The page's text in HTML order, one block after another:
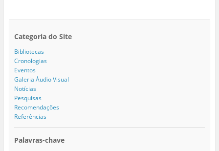
Categoria do Site
Bibliotecas
Cronologias
Eventos
Galeria Áudio Visual
Notícias
Pesquisas
Recomendações
Referências
Palavras-chave